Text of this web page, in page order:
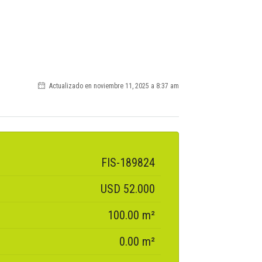
Actualizado en noviembre 11, 2025 a 8:37 am
FIS-189824
USD 52.000
100.00 m²
0.00 m²